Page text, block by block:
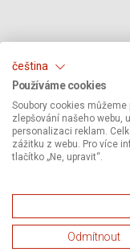
čeština
Používáme cookies
Soubory cookies
zlepšování našeho webu,
personalizaci reklam.
zážitku z webu. Pro více
tlačítko „Ne, upravit“.
Odmítnout